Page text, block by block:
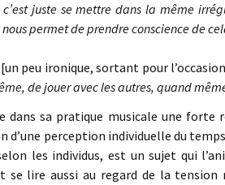
juste se mettre dans la même
permet de prendre conscience de
[un peu ironique, sortant pour
de jouer avec les autres, quand
dans sa pratique musicale une
d’une perception individuelle du
les individus, est un sujet qui
se lire aussi au regard de la